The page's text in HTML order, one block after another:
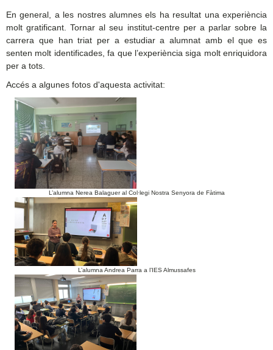
En general, a les nostres alumnes els ha resultat una experiència
molt gratificant. Tornar al seu institut-centre per a parlar sobre la
carrera que han triat per a estudiar a alumnat amb el que es
senten molt identificades, fa que l’experiència siga molt enriquidora
per a tots.
Accés a algunes fotos d'aquesta activitat:
L’alumna Nerea Balaguer al Col·legi Nostra Senyora de Fàtima
L’alumna Andrea Parra a l’IES Almussafes